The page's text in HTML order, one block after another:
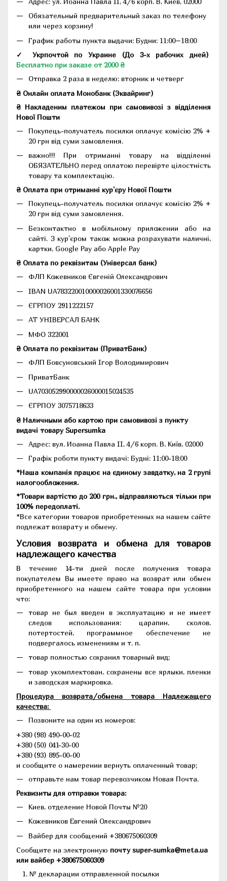
Обязательный предварительный заказ по телефону
или через корзину!
График работы пункта выдачи: Будни: 11:00–18:00
✓ Укрпочтой по Украине (До 3-х рабочих дней)
Бесплатно при заказе от 2000 ₴
Отправка 2 раза в неделю: вторник и четверг
₴ Онлайн оплата Монобанк (Эквайринг)
₴ Накладеним платежом при самовивозі з відділення
Нової Пошти
Покупець-получатель посилки оплачує комісію 2% +
20 грн від суми замовлення.
важно!!! При отриманні товару на відділенні
ОБЯЗАТЕЛЬНО перед оплатою перевірте цілостність
товару та комплектацію.
₴ Оплата при отриманні кур'єру Нової Пошти
Покупець-получатель посилки оплачує комісію 2% +
20 грн від суми замовлення.
Безконтактно в мобільному приложении або на
сайті. З кур'єром також можна розрахувати наличні,
картки, Google Pay або Apple Pay
₴ Оплата по реквізитам (Універсал банк)
ФЛП Кожевников Євгеній Олександрович
IBAN UA783220010000026001330076656
ЄГРПОУ 2911222157
АТ УНІВЕРСАЛ БАНК
МФО 322001
₴ Оплата по реквізитам (ПриватБанк)
ФЛП Бовсуновський Ігор Володимирович
ПриватБанк
UA703052990000026000015024535
ЄГРПОУ 3075718633
₴ Наличными або картою при самовивозі з пункту
видачі товару Supersumka
Адрес: вул. Иоанна Павла II, 4/6 корп. В, Київ, 02000
Графік роботи пункту видачі: Будні: 11:00-18:00
*Наша компанія працює на єдиному завдатку, на 2 групі
налогообложения.
*Товари вартістю до 200 грн., відправляються тільки при
100% передоплаті.
*Все категории товаров приобретенных на нашем сайте
подлежат возврату и обмену.
Условия возврата и обмена для товаров
надлежащего качества
В течение 14-ти дней после получения товара
покупателем Вы имеете право на возврат или обмен
приобретенного на нашем сайте товара при условии
что:
товар не был введен в эксплуатацию и не имеет
следов использования: царапин, сколов,
потертостей, программное обеспечение не
подвергалось изменениям и т. п.
товар полностью сохранил товарный вид;
товар укомплектован, сохранены все ярлыки, пленки
и заводская маркировка.
Процедура возврата/обмена товара Надлежащего
качества:
Позвоните на один из номеров:
+380 (98) 490-00-02
+380 (50) 041-30-00
+380 (93) 895-00-00
и сообщите о намерении вернуть оплаченный товар;
отправьте нам товар перевозчиком Новая Почта.
Реквизиты для отправки товара:
Киев, отделение Новой Почты №20
Кожевников Евгений Олександрович
Вайбер для сообщений +380675060309
Сообщите на электронную почту super-sumka@meta.ua
или вайбер +380675060309
№ декларации отправленной посылки